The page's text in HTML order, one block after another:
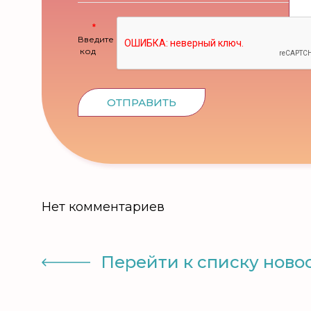
Введите
код
ОТПРАВИТЬ
Нет комментариев
Перейти к списку